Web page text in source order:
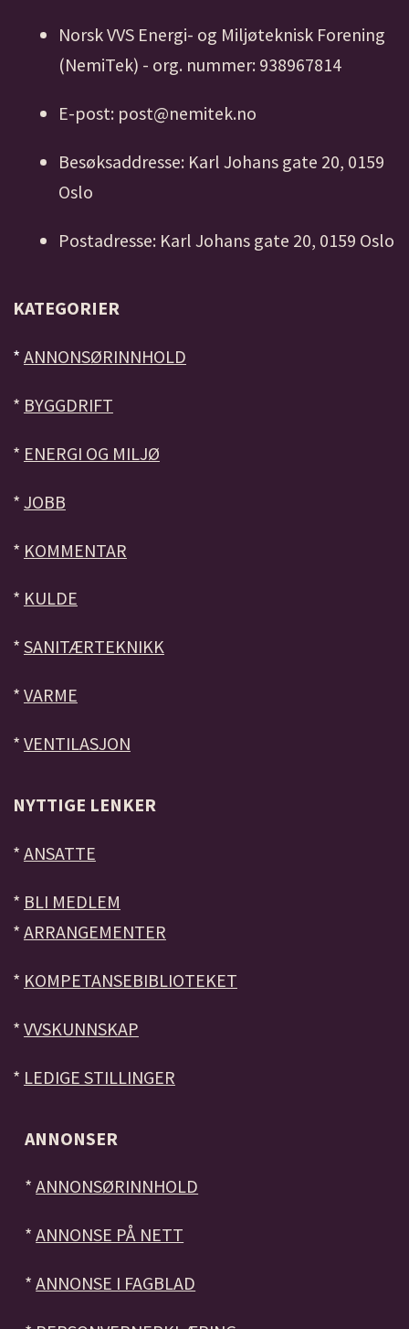
Norsk VVS Energi- og Miljøteknisk Forening
(NemiTek) - org. nummer: 938967814
E-post: post@nemitek.no
Besøksaddresse: Karl Johans gate 20, 0159
Oslo
Postadresse: Karl Johans gate 20, 0159 Oslo
KATEGORIER
* ANNONSØRINNHOLD
* BYGGDRIFT
* ENERGI OG MILJØ
* JOBB
* KOMMENTAR
* KULDE
* SANITÆRTEKNIKK
* VARME
* VENTILASJON
NYTTIGE LENKER
* ANSATTE
* BLI MEDLEM
* ARRANGEMENTER
* KOMPETANSEBIBLIOTEKET
* VVSKUNNSKAP
* LEDIGE STILLINGER
ANNONSER
*ANNONSØRINNHOLD
*ANNONSE PÅ NETT
*ANNONSE I FAGBLAD